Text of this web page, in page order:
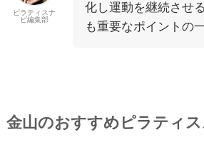
ピラティスナ
ビ編集部
化し運動を継続させ
も重要なポイントの
金山のおすすめピラティ